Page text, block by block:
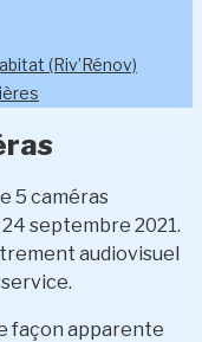
(Riv’Rénov)
5 caméras
septembre 2021.
audiovisuel
façon apparente